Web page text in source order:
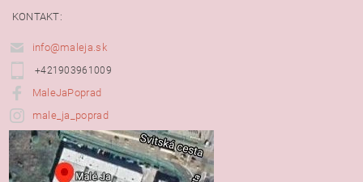
KONTAKT:
info@maleja.sk
+421903961009
MaleJaPoprad
male_ja_poprad